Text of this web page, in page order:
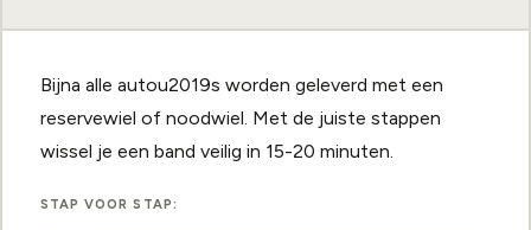
Bijna alle autou2019s worden geleverd met een
reservewiel of noodwiel. Met de juiste stappen
wissel je een band veilig in 15-20 minuten.
STAP VOOR STAP: